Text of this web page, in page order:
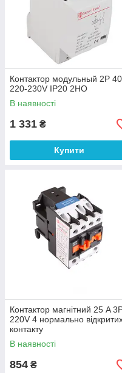
Контактор модульный 2P
220-230V IP20 2НО
В наявності
1 331 ₴
Купити
Контактор магнітний 25 A
220V 4 нормально
контакту
В наявності
854 ₴